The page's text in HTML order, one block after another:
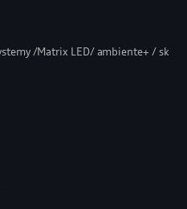
/Matrix LED/ ambiente+ / skóra